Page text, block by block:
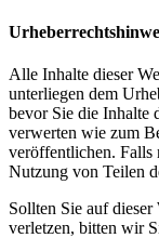
Alle Inhalte dieser
unterliegen dem
bevor Sie die Inhalte
verwerten wie zum
veröffentlichen. Falls
Nutzung von Teilen
Sollten Sie auf
verletzen, bitten wir